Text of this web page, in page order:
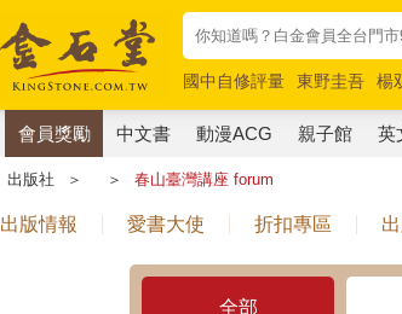
國中自修評量 東野圭吾 楊
唯紅花綻放
奧德賽 路邊攤
會員獎勵 中文書 動漫ACG 親子館 英
出版社 ＞ ＞ 春山臺灣講座 forum
出版情報 愛書大使 折扣專區
全部